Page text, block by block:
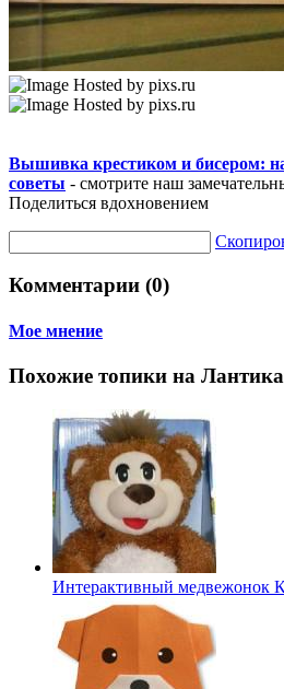
Вышивка крестиком и бисером:
советы - смотрите наш
Поделиться вдохновением
Комментарии (0)
Мое мнение
Похожие топики на
Интерактивный медвежонок